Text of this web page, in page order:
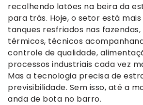
recolhendo latões na beira da
para trás. Hoje, o setor está
tanques resfriados nas
térmicos, técnicos
controle de qualidade,
processos industriais cada vez
Mas a tecnologia precisa de
previsibilidade. Sem isso, até a
anda de bota no barro.